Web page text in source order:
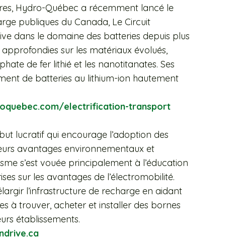
Hydro-Québec a récemment lancé le
publiques du Canada, Le Circuit
dans le domaine des batteries depuis plus
sur les matériaux évolués,
de fer lithié et les nanotitanates. Ses
de batteries au lithium-ion hautement
electrification-transport
lucratif qui encourage l’adoption des
avantages environnementaux et
s’est vouée principalement à l’éducation
sur les avantages de l’électromobilité.
l’infrastructure de recharge en aidant
à trouver, acheter et installer des bornes
établissements.